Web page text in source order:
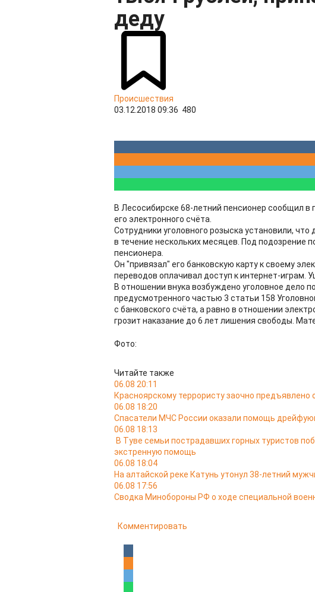
деду
Происшествия
03.12.2018 09:36 480
В Лесосибирске 68-летний пенсионер сообщил
его электронного счёта.
Сотрудники уголовного розыска установили,
в течение нескольких месяцев. Под подозрение
пенсионера.
Он "привязал" его банковскую карту к своему
переводов оплачивал доступ к интернет-играм.
В отношении внука возбуждено уголовное дело
предусмотренного частью 3 статьи 158
с банковского счёта, а равно в отношении
грозит наказание до 6 лет лишения свободы.
Фото:
Читайте также
06.08 20:11
Красноярскому террористу заочно
06.08 18:20
Спасатели МЧС России оказали помощь
06.08 18:13
В Туве семьи пострадавших горных туристов
экстренную помощь
06.08 18:04
На алтайской реке Катунь утонул 38-летний
06.08 17:56
Сводка Минобороны РФ о ходе специальной
Комментировать